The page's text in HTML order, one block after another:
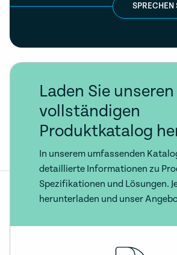
SPRECHEN
Laden Sie unseren
vollständigen
Produktkatalog
In unserem umfassenden
detaillierte Informationen zu
Spezifikationen und Lösungen.
herunterladen und unser